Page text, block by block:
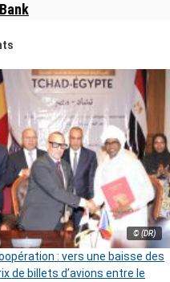
© (DR)
: vers une baisse des
de billets d’avions entre le